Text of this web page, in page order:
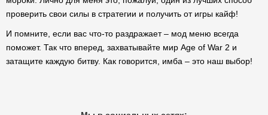
проверить свои силы в стратегии и получить от игры кайф!
И помните, если вас что-то раздражает – мод меню всегда
поможет. Так что вперед, захватывайте мир Age of War 2 и
затащите каждую битву. Как говорится, имба – это наш выбор!